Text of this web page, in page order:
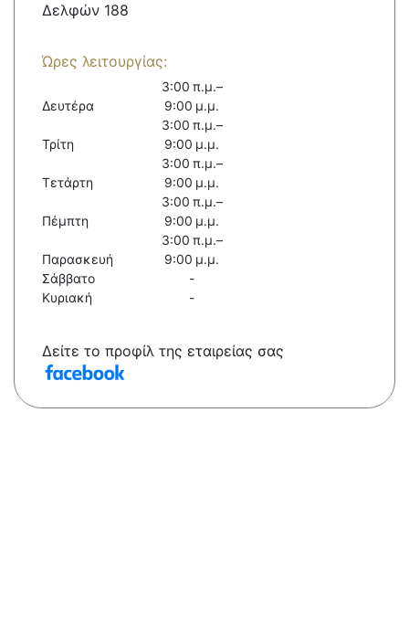
Δελφών 188
Ώρες λειτουργίας:
Δευτέρα
3:00 π.μ.–
9:00 μ.μ.
Τρίτη
3:00 π.μ.–
9:00 μ.μ.
Τετάρτη
3:00 π.μ.–
9:00 μ.μ.
Πέμπτη
3:00 π.μ.–
9:00 μ.μ.
Παρασκευή
3:00 π.μ.–
9:00 μ.μ.
Σάββατο
-
Κυριακή
-
Δείτε το προφίλ της εταιρείας σας